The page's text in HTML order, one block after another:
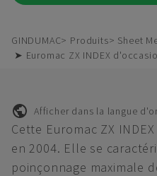
GINDUMAC Produits
Sheet
➤ Euromac ZX INDEX
Afficher dans la langue
Cette Euromac ZX
en 2004. Elle se
poinçonnage maximale